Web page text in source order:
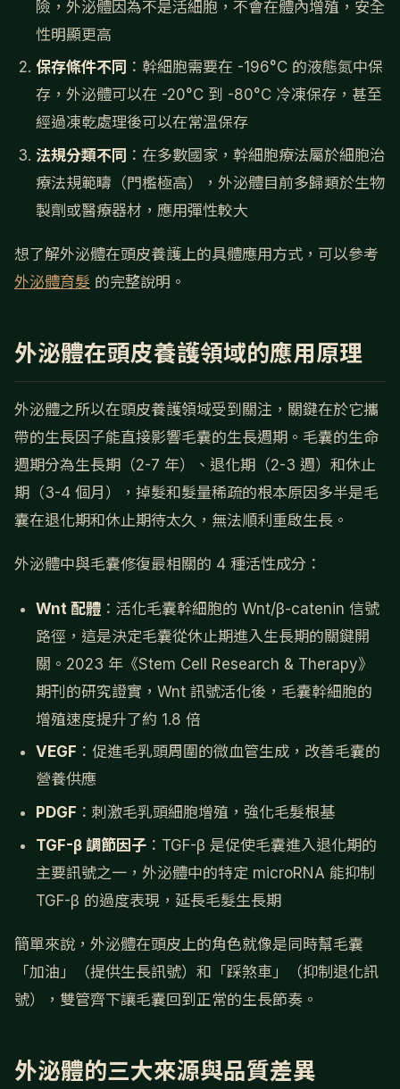
險，外泌體因為不是活細胞，不會在體內增殖，安全
性明顯更高
保存條件不同 ：幹細胞需要在 -196°C 的液態氮中保
存，外泌體可以在 -20°C 到 -80°C 冷凍保存，甚至
經過凍乾處理後可以在常溫保存
法規分類不同 ：在多數國家，幹細胞療法屬於細胞治
療法規範疇（門檻極高），外泌體目前多歸類於生物
製劑或醫療器材，應用彈性較大
想了解外泌體在頭皮養護上的具體應用方式，可以參考
外泌體育髮 的完整說明。
外泌體在頭皮養護領域的應用原理
外泌體之所以在頭皮養護領域受到關注，關鍵在於它攜
帶的生長因子能直接影響毛囊的生長週期。毛囊的生命
週期分為生長期（2-7 年）、退化期（2-3 週）和休止
期（3-4 個月），掉髮和髮量稀疏的根本原因多半是毛
囊在退化期和休止期待太久，無法順利重啟生長。
外泌體中與毛囊修復最相關的 4 種活性成分：
Wnt 配體 ：活化毛囊幹細胞的 Wnt/β-catenin 信號
路徑，這是決定毛囊從休止期進入生長期的關鍵開
關。2023 年《Stem Cell Research & Therapy》
期刊的研究證實，Wnt 訊號活化後，毛囊幹細胞的
增殖速度提升了約 1.8 倍
VEGF ：促進毛乳頭周圍的微血管生成，改善毛囊的
營養供應
PDGF ：刺激毛乳頭細胞增殖，強化毛髮根基
TGF-β 調節因子 ：TGF-β 是促使毛囊進入退化期的
主要訊號之一，外泌體中的特定 microRNA 能抑制
TGF-β 的過度表現，延長毛髮生長期
簡單來說，外泌體在頭皮上的角色就像是同時幫毛囊
「加油」（提供生長訊號）和「踩煞車」（抑制退化訊
號），雙管齊下讓毛囊回到正常的生長節奏。
外泌體的三大來源與品質差異